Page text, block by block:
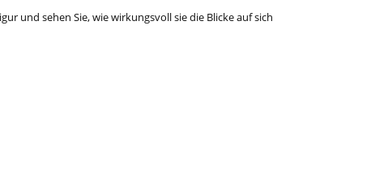
und sehen Sie, wie wirkungsvoll sie die Blicke auf sich